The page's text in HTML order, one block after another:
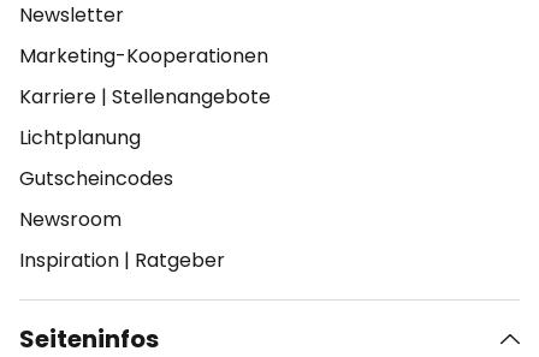
Newsletter
Marketing-Kooperationen
Karriere | Stellenangebote
Lichtplanung
Gutscheincodes
Newsroom
Inspiration | Ratgeber
Seiteninfos